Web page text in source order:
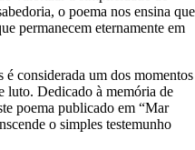
o poema nos ensina que
permanecem eternamente em
considerada um dos momentos
luto. Dedicado à memória de
poema publicado em “Mar
o simples testemunho